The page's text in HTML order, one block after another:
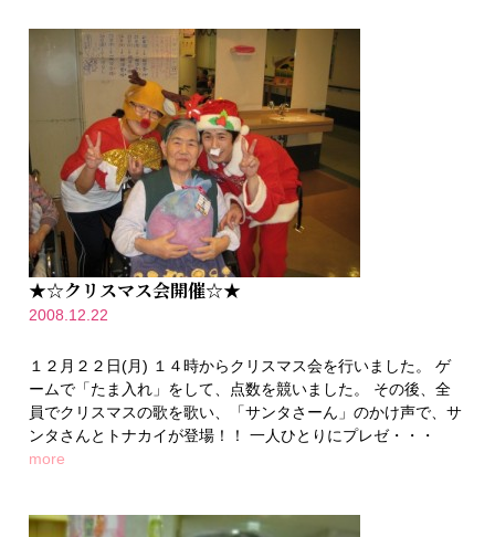
★☆クリスマス会開催☆★
2008.12.22
１２月２２日(月) １４時からクリスマス会を行いました。 ゲ
ームで「たま入れ」をして、点数を競いました。 その後、全
員でクリスマスの歌を歌い、「サンタさーん」のかけ声で、サ
ンタさんとトナカイが登場！！ 一人ひとりにプレゼ・・・
more